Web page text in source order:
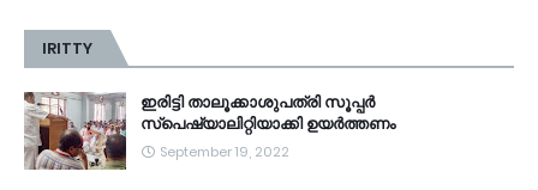
IRITTY
ഇരിട്ടി താലൂക്കാശുപത്രി സൂപ്പർ
സ്‌പെഷ്യാലിറ്റിയാക്കി ഉയർത്തണം
September 19, 2022